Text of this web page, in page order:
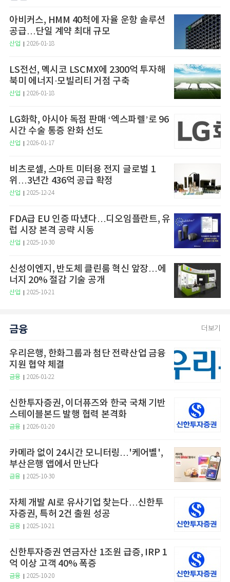
아비커스, HMM 40척에 자율 운항 솔루션
공급…단일 계약 최대 규모
산업 2026-01-18
LS전선, 멕시코 LSCMX에 2300억 투자해
북미 에너지·모빌리티 거점 구축
산업 2026-01-18
LG화학, 아시아 독점 판매 ‘엑스파렐’로 96
시간 수술 통증 완화 선도
산업 2026-01-17
비츠로셀, 스마트 미터용 전지 글로벌 1
위…3년간 436억 공급 확정
산업 2025-12-24
FDA급 EU 인증 따냈다…디오임플란트, 유
럽 시장 본격 공략 시동
산업 2025-10-30
신성이엔지, 반도체 클린룸 혁신 앞장…에
너지 20% 절감 기술 공개
산업 2025-10-21
금융 더보기
우리은행, 한화그룹과 첨단 전략산업 금융
지원 협약 체결
금융 2026-01-22
신한투자증권, 이더퓨즈와 한국 국채 기반
스테이블본드 발행 협력 본격화
금융 2026-01-20
카메라 없이 24시간 모니터링…'케어벨',
부산은행 앱에서 만난다
금융 2025-10-30
자체 개발 AI로 유사기업 찾는다…신한투
자증권, 특허 2건 출원 성공
금융 2025-10-21
신한투자증권 연금자산 1조원 급증, IRP 1
억 이상 고객 40% 폭증
금융 2025-10-20